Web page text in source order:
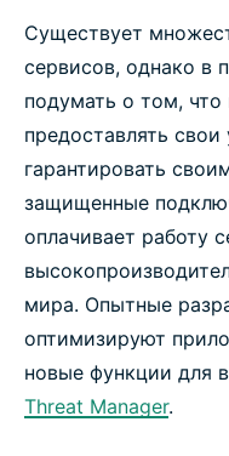
Существует
сервисов, однако в
подумать о том,
предоставлять
гарантировать
защищенные
оплачивает работу
мира. Опытные
оптимизируют
новые функции для
Threat Manager.